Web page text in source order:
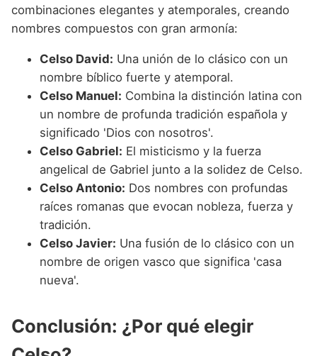
combinaciones elegantes y atemporales, creando
nombres compuestos con gran armonía:
Celso David: Una unión de lo clásico con un
nombre bíblico fuerte y atemporal.
Celso Manuel: Combina la distinción latina con
un nombre de profunda tradición española y
significado 'Dios con nosotros'.
Celso Gabriel: El misticismo y la fuerza
angelical de Gabriel junto a la solidez de Celso.
Celso Antonio: Dos nombres con profundas
raíces romanas que evocan nobleza, fuerza y
tradición.
Celso Javier: Una fusión de lo clásico con un
nombre de origen vasco que significa 'casa
nueva'.
Conclusión: ¿Por qué elegir